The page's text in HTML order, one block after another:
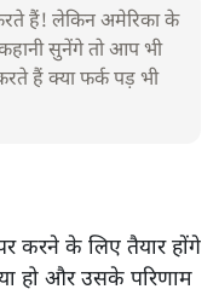
हैं! लेकिन अमेरिका के
सुनेंगे तो आप भी
हैं क्या फर्क पड़ भी
करने के लिए तैयार होंगे
हो और उसके परिणाम